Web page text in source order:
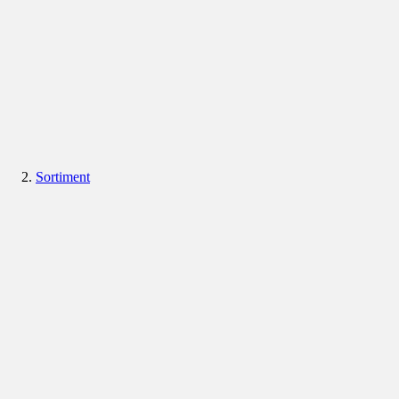
Sortiment